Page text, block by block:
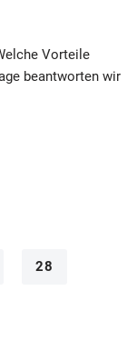
Vorteile
beantworten wir
28